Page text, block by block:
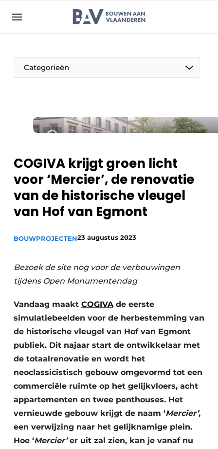
Bedrijven
Bouwen aan Vlaanderen | Platform voor de bouw
Evenement aanmelden
Meest gelezen
Nieuwsbrief
Podcasts
Privacy / Cookie statement
Aanmelden
Bedrijven
Contact
Categorieën
Akoestiek
Beton & Staalbouw
Brandveiligheid
BIM
Evenementen
Dak & Gevel
Houtbouw
HVAC
Interieurarchitectuur
Keukens
COGIVA krijgt groen licht
voor ‘Mercier’, de renovatie
van de historische vleugel
van Hof van Egmont
BOUWPROJECTEN23 augustus 2023
Bezoek de site nog voor de verbouwingen
tijdens Open Monumentendag
Vandaag maakt COGIVAde eerste
simulatiebeelden voor de herbestemming van
de historische vleugel van Hof van Egmont
publiek. Dit najaar start de ontwikkelaar met
de totaalrenovatie en wordt het
neoclassicistisch gebouw omgevormd tot een
commerciële ruimte op het gelijkvloers, acht
appartementen en twee penthouses. Het
vernieuwde gebouw krijgt de naam ‘Mercier’,
een verwijzing naar het gelijknamige plein.
Hoe ‘Mercier’er uit zal zien, kan je vanaf nu